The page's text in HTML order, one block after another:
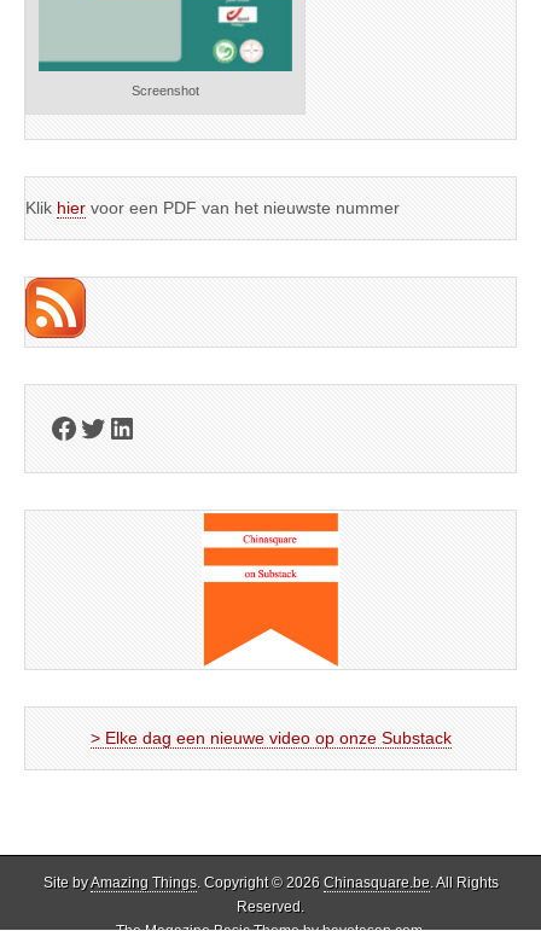
Screenshot
Klik hier voor een PDF van het nieuwste nummer
Facebook
Twitter
LinkedIn
> Elke dag een nieuwe video op onze Substack
Site byAmazing Things. Copyright © 2026 Chinasquare.be. All Rights
Reserved.